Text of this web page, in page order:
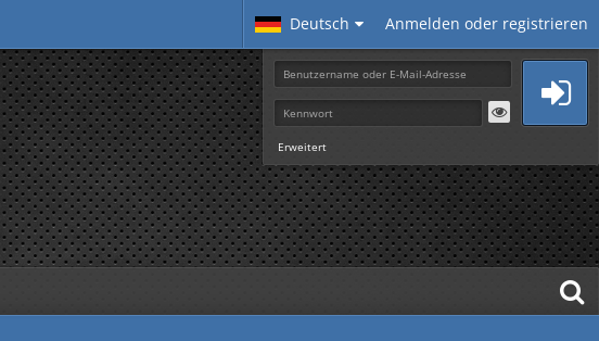
Deutsch Anmelden oder registrieren
Erweitert